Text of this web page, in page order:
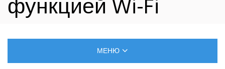
МЕНЮ